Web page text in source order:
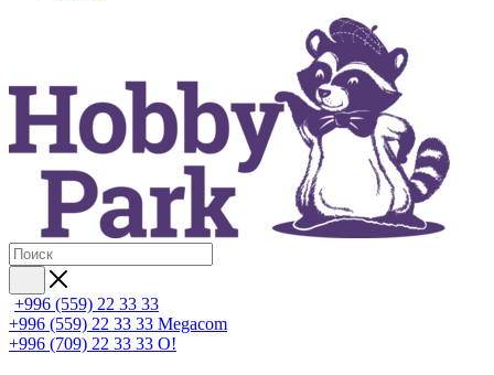
+996 (559) 22 33 33
+996 (559) 22 33 33 Megacom
+996 (709) 22 33 33 O!